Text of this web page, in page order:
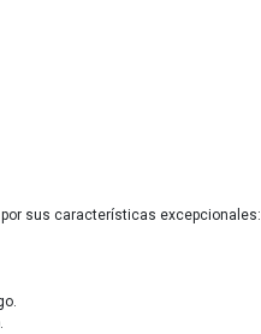
sus características excepcionales: